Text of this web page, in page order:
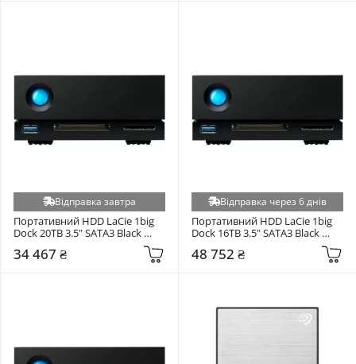
Відправка завтра
Портативний HDD LaCie 1big
Dock 20TB 3.5" SATA3 Black
34 467 ₴
Відправка через 6 днів
Портативний HDD LaCie 1big
Dock 16TB 3.5" SATA3 Black
48 752 ₴